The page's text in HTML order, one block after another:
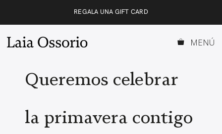
REGALA UNA GIFT CARD
MENÚ
Queremos celebrar
la primavera contigo